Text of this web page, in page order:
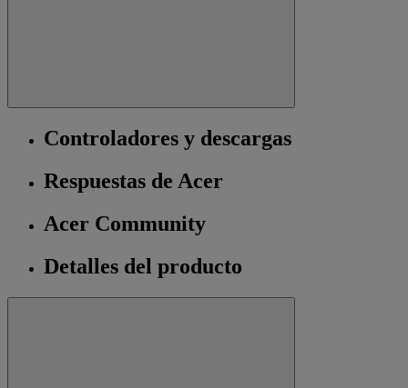
Controladores y descargas
Respuestas de Acer
Acer Community
Detalles del producto